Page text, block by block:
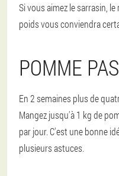
Si vous aimez le sarrasin,
poids vous conviendra
POMME
En 2 semaines plus de
Mangez jusqu'à 1 kg de
par jour. C'est une bonne
plusieurs astuces.